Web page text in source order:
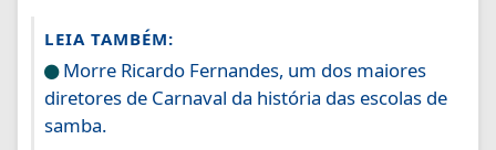
LEIA TAMBÉM:
Morre Ricardo Fernandes, um dos maiores
diretores de Carnaval da história das escolas de
samba.